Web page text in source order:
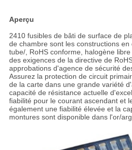
Aperçu
2410 fusibles de bâti de surface de
de chambre sont les constructions
tube/, RoHS conforme, halogène
des exigences de la directive de
approbations d'agence de sécurité
Assurez la protection de circuit
de la carte dans une grande variété
capacité de résistance actuelle
fiabilité pour le courant ascendant et
également une fiabilité élevée et la
montures sont disponible dans l'or/